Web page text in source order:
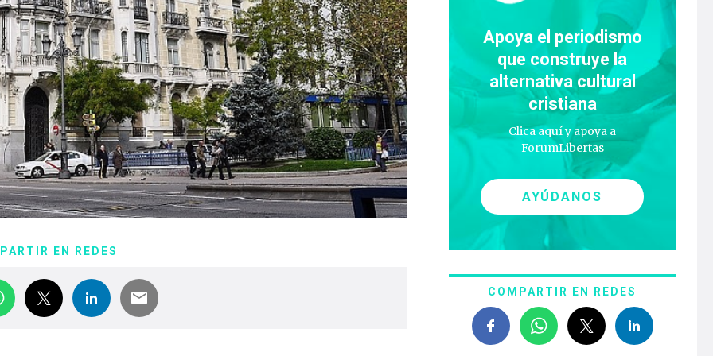
EN REDES
Apoya el periodismo
que construye la
alternativa cultural
cristiana
Clica aquí y apoya a
ForumLibertas
AYÚDANOS
COMPARTIR EN REDES